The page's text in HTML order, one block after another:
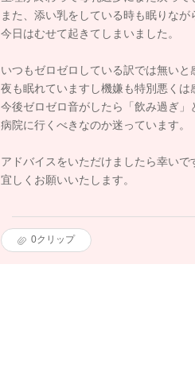
また、添い乳をしている時も眠りなが
今日はむせて起きてしまいました。
いつもゼロゼロしている訳では無いと
夜も眠れていますし機嫌も特別悪くは
今後ゼロゼロ音がしたら「飲み過ぎ
病院に行くべきなのか迷っています。
アドバイスをいただけましたら幸いで
宜しくお願いいたします。
0クリップ